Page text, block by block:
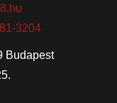
3204
Budapest